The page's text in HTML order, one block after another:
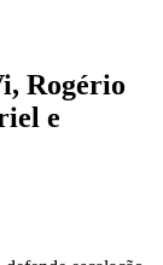
Rogério
e